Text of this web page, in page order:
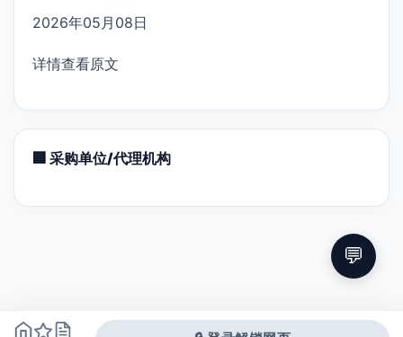
2026年05月08日
详情查看原文
🏢 采购单位/代理机构
💬